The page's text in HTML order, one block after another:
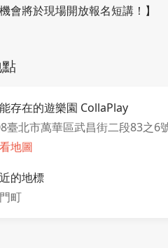
機會將於現場開放報名短講！】
存在的遊樂園 CollaPlay
臺北市萬華區武昌街二段83之6
地圖
的地標
町